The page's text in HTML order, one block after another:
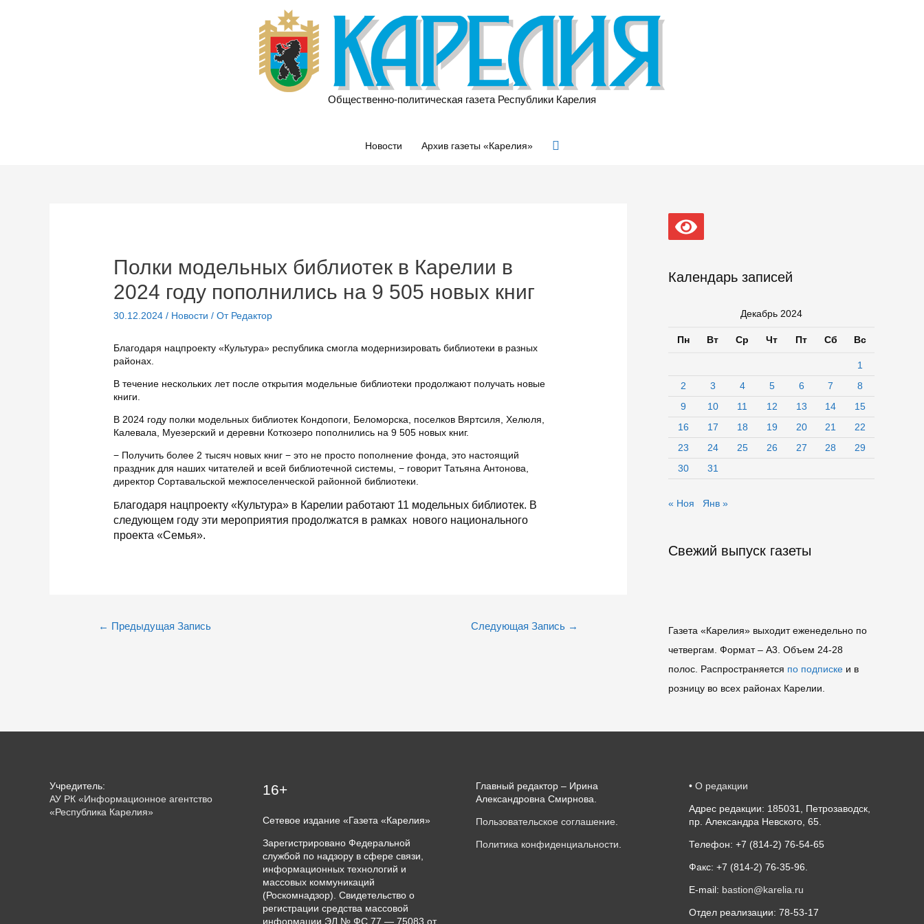
Общественно-политическая газета Республики Карелия
Новости Архив газеты «Карелия» Поиск
Полки модельных библиотек в Карелии в
2024 году пополнились на 9 505 новых книг
30.12.2024 / Новости / От Редактор
Благодаря нацпроекту «Культура» республика смогла модернизировать библиотеки в разных
районах.
В течение нескольких лет после открытия модельные библиотеки продолжают получать новые
книги.
В 2024 году полки модельных библиотек Кондопоги, Беломорска, поселков Вяртсиля, Хелюля,
Калевала, Муезерский и деревни Коткозеро пополнились на 9 505 новых книг.
− Получить более 2 тысяч новых книг − это не просто пополнение фонда, это настоящий
праздник для наших читателей и всей библиотечной системы, − говорит Татьяна Антонова,
директор Сортавальской межпоселенческой районной библиотеки.
Благодаря нацпроекту «Культура» в Карелии работают 11 модельных библиотек. В
следующем году эти мероприятия продолжатся в рамках нового национального
проекта «Семья».
← Предыдущая Запись Следующая Запись →
Календарь записей
Декабрь 2024
Пн Вт Ср Чт Пт Сб Вс
1
2
3 4 5 6 7
8
9
10 11 12 13 14
15
16
17 18 19 20 21
22
23
24 25 26 27 28
29
30
31
« Ноя Янв »
Свежий выпуск газеты
Газета «Карелия» выходит еженедельно по
четвергам. Формат – A3. Объем 24-28
полос. Распространяется по подписке и в
розницу во всех районах Карелии.
Учредитель:
АУ РК «Информационное агентство
«Республика Карелия»
16+
Сетевое издание «Газета «Карелия»
Зарегистрировано Федеральной
службой по надзору в сфере связи,
информационных технологий и
массовых коммуникаций
(Роскомнадзор). Свидетельство о
регистрации средства массовой
информации ЭЛ № ФС 77 — 75083 от
Главный редактор – Ирина
Александровна Смирнова.
Пользовательское соглашение
Политика конфиденциальности
• О редакции
Адрес редакции: 185031, Петрозаводск,
пр. Александра Невского, 65.
Телефон: +7 (814-2) 76-54-65
Факс: +7 (814-2) 76-35-96.
E-mail: bastion@karelia.ru
Отдел реализации: 78-53-17